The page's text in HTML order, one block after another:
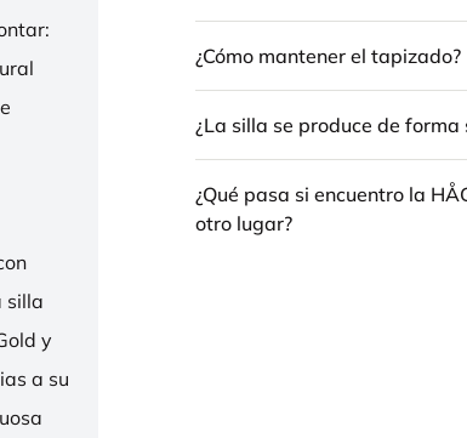
silla
y
a su
¿Cómo mantener el tapizado?
¿La silla se produce de forma
¿Qué pasa si encuentro la
otro lugar?